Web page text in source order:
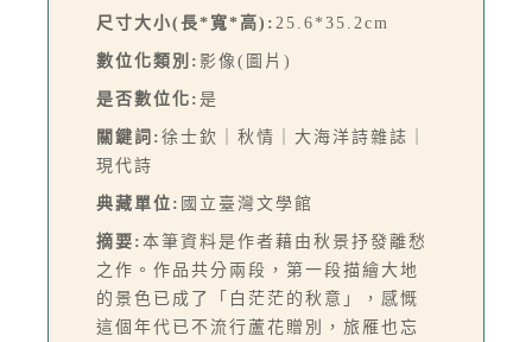
尺寸大小(長*寬*高): 25.6*35.2cm
數位化類別: 影像(圖片)
是否數位化: 是
關鍵詞: 徐士欽｜秋情｜大海洋詩雜誌｜
現代詩
典藏單位: 國立臺灣文學館
摘要: 本筆資料是作者藉由秋景抒發離愁
之作。作品共分兩段，第一段描繪大地
的景色已成了「白茫茫的秋意」，感慨
這個年代已不流行蘆花贈別，旅雁也忘